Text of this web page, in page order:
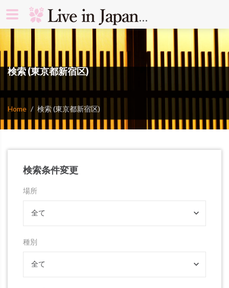
検索 (東京都新宿区)
Home 検索 (東京都新宿区)
検索条件変更
場所
全て
種別
全て